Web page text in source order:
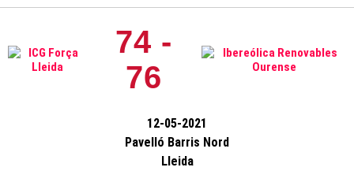
74 -
76
12-05-2021
Pavelló Barris Nord
Lleida